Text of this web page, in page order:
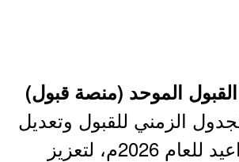
الموحد (منصة قبول)
الزمني للقبول وتعديل
عدد من المواعيد للعام 2026م، لتعزيز